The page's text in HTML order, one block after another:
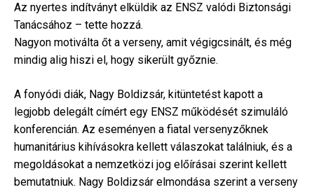
Az nyertes indítványt elküldik az ENSZ valódi Biztonsági
Tanácsához – tette hozzá.
Nagyon motiválta őt a verseny, amit végigcsinált, és még
mindig alig hiszi el, hogy sikerült győznie.
A fonyódi diák, Nagy Boldizsár, kitüntetést kapott a
legjobb delegált címért egy ENSZ működését szimuláló
konferencián. Az eseményen a fiatal versenyzőknek
humanitárius kihívásokra kellett válaszokat találniuk, és a
megoldásokat a nemzetközi jog előírásai szerint kellett
bemutatniuk. Nagy Boldizsár elmondása szerint a verseny